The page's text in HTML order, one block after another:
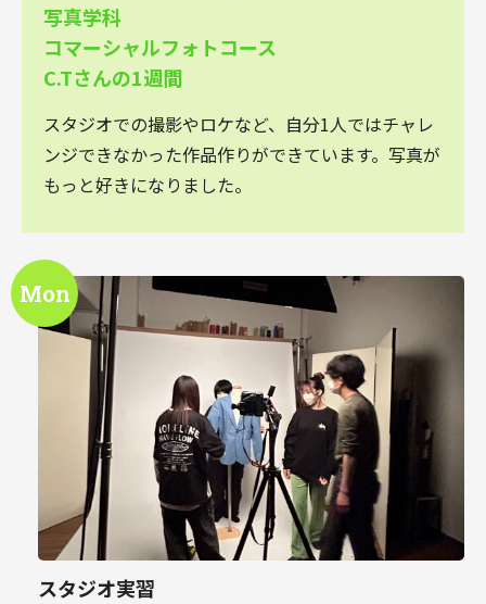
写真学科
コマーシャルフォトコース
C.Tさんの1週間
スタジオでの撮影やロケなど、自分1人ではチャレ
ンジできなかった作品作りができています。写真が
もっと好きになりました。
スタジオ実習